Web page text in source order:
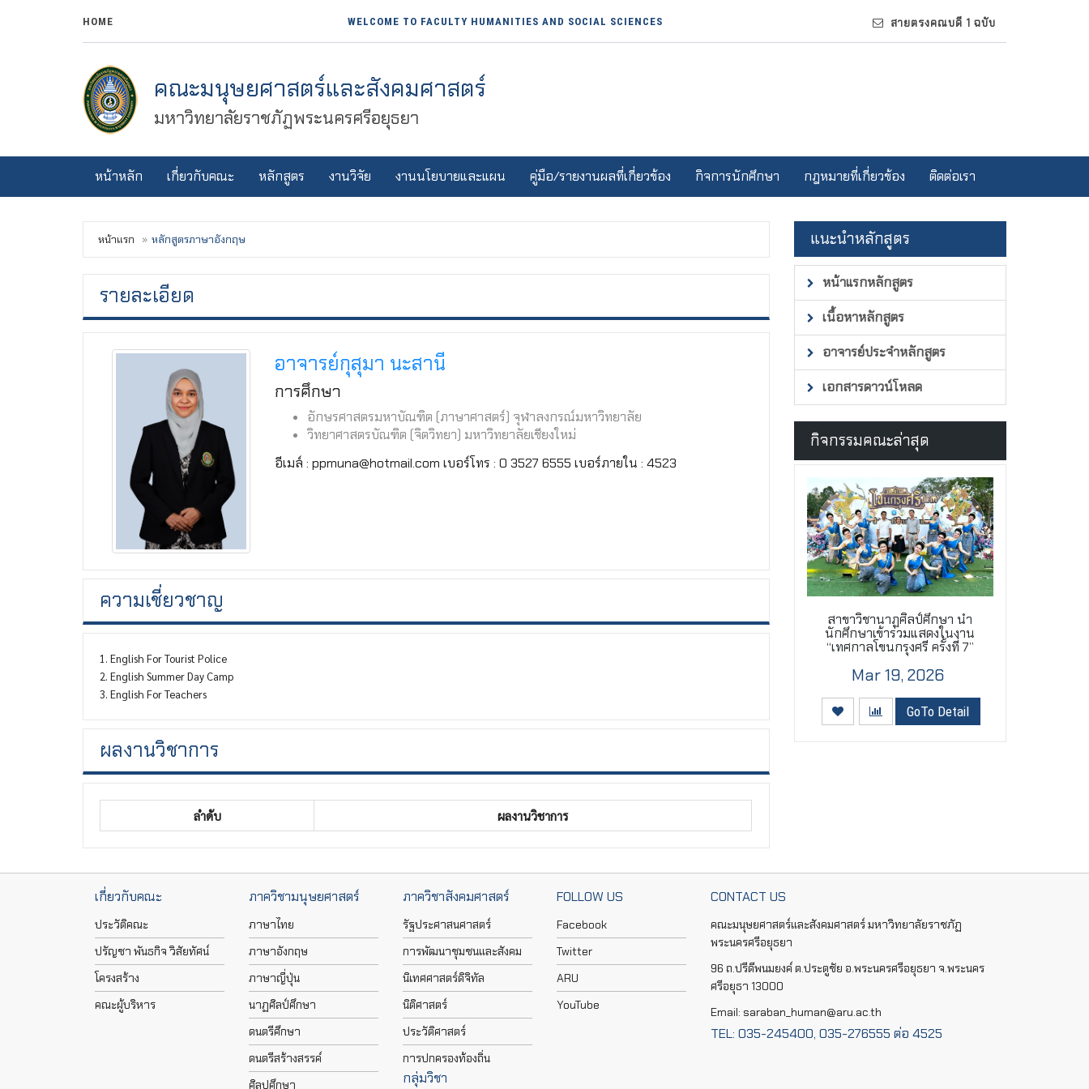
HOME WELCOME TO FACULTY HUMANITIES AND SOCIAL SCIENCES สายตรงคณบดี 1 ฉบับ
คณะมนุษยศาสตร์และสังคมศาสตร์
มหาวิทยาลัยราชภัฏพระนครศรีอยุธยา
หน้าหลัก เกี่ยวกับคณะ หลักสูตร งานวิจัย งานนโยบายและแผน คู่มือ/รายงานผลที่เกี่ยวข้อง กิจการนักศึกษา กฎหมายที่เกี่ยวข้อง ติดต่อเรา
หน้าแรก หลักสูตรภาษาอังกฤษ
รายละเอียด
อาจารย์กุสุมา นะสานี
การศึกษา
อักษรศาสตรมหาบัณฑิต (ภาษาศาสตร์) จุฬาลงกรณ์มหาวิทยาลัย
วิทยาศาสตรบัณฑิต (จิตวิทยา) มหาวิทยาลัยเชียงใหม่
อีเมล์ : ppmuna@hotmail.com เบอร์โทร : 0 3527 6555 เบอร์ภายใน : 4523
ความเชี่ยวชาญ
1. English For Tourist Police
2. English Summer Day Camp
3. English For Teachers
ผลงานวิชาการ
ลำดับ ผลงานวิชาการ
แนะนำหลักสูตร
หน้าแรกหลักสูตร
เนื้อหาหลักสูตร
อาจารย์ประจำหลักสูตร
เอกสารดาวน์โหลด
กิจกรรมคณะล่าสุด
สาขาวิชานาฏศิลป์ศึกษา นำ
นักศึกษาเข้าร่วมแสดงในงาน
“เทศกาลโขนกรุงศรี ครั้งที่ 7”
Mar 19, 2026
GoTo Detail
เกี่ยวกับคณะ
ประวัติคณะ
ปรัญชา พันธกิจ วิสัยทัศน์
โครงสร้าง
คณะผู้บริหาร
ภาควิชามนุษยศาสตร์
ภาษาไทย
ภาษาอังกฤษ
ภาษาญี่ปุ่น
นาฏศิลป์ศึกษา
ดนตรีศึกษา
ดนตรีสร้างสรรค์
ศิลปศึกษา
ภาควิชาสังคมศาสตร์
รัฐประศาสนศาสตร์
การพัฒนาชุมชนและสังคม
นิเทศศาสตร์ดิจิทัล
นิติศาสตร์
ประวัติศาสตร์
การปกครองท้องถิ่น
กลุ่มวิชา
FOLLOW US
Facebook
Twitter
ARU
YouTube
CONTACT US
คณะมนุษยศาสตร์และสังคมศาสตร์ มหาวิทยาลัยราชภัฏ
พระนครศรีอยุธยา
96 ถ.ปรีดีพนมยงค์ ต.ประตูชัย อ.พระนครศรีอยุธยา จ.พระนคร
ศรีอยุธา 13000
Email: saraban_human@aru.ac.th
TEL: 035-245400, 035-276555 ต่อ 4525